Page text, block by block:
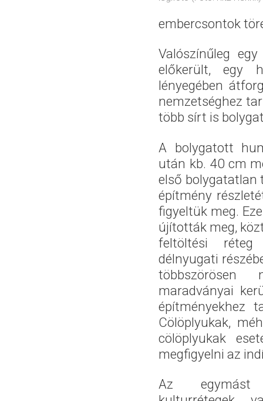
embercsontok
Valószínűleg
előkerült, egy
lényegében
nemzetséghez
több sírt is
A bolygatott
után kb. 40 cm
első bolygatatlan
építmény
figyeltük meg.
újították meg,
feltöltési
délnyugati
többszörösen
maradványai
építményekhez
Cölöplyukak,
cölöplyukak
megfigyelni az
Az egymást